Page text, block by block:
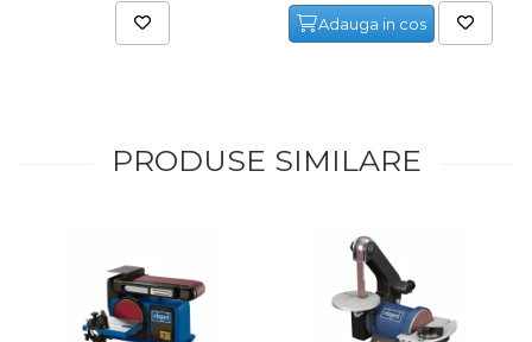
Rindele Electrice
Generator Curent Electric
Adauga in cos
PRODUSE SIMILARE